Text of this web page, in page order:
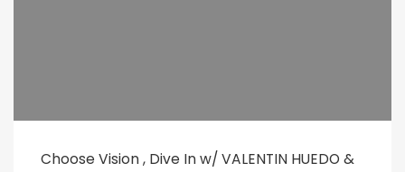
Choose Vision , Dive In w/ VALENTIN HUEDO &